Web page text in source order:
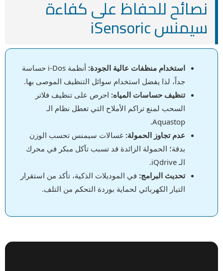
نصائح للحفاظ على كفاءة
سيمنس iSensoric
استخدام منظفات عالية الجودة:
أنظمة i-Dos حساسة
جداً، لذا يفضل استخدام سوائل التنظيف الموصى بها.
تنظيف حساسات المياه: احرص على تنظيف فلاتر
السحب لمنع تراكم الأملاح التي تعطل نظام الـ
Aquastop.
عدم تجاوز الحمولة: غسالات سيمنس تحسب الوزن
بدقة؛ الحمولة الزائدة قد تسبب تآكل مبكر في محرك
الـ iQdrive.
تحديث البرامج: في الموديلات الذكية، تأكد من استقرار
التيار الكهربائي لحماية بوردة التحكم من التلف.